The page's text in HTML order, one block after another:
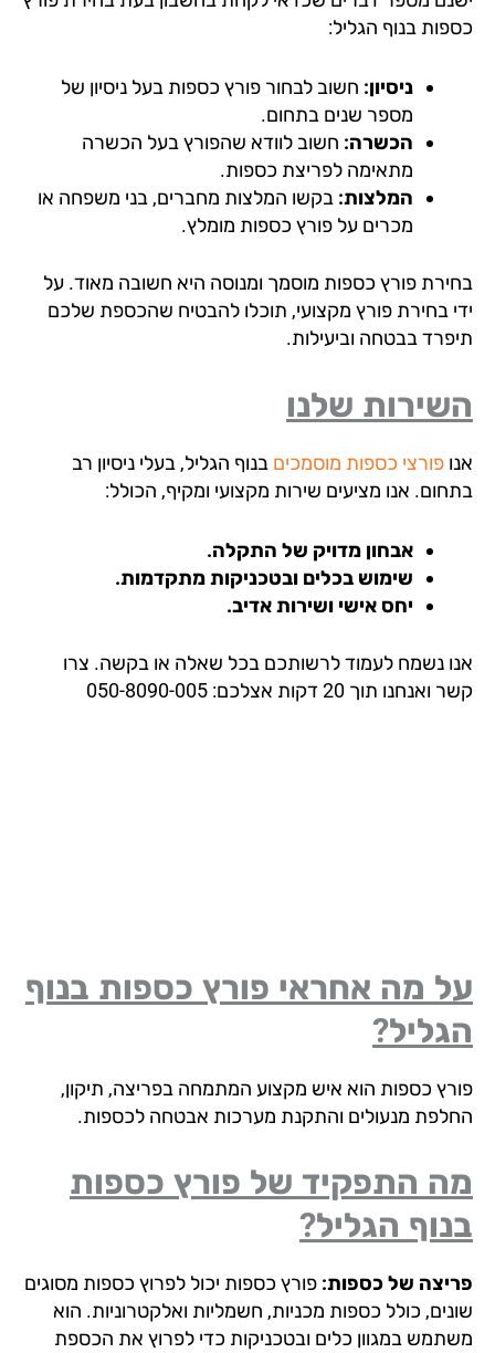
בנוף הגליל:
ניסיון:חשוב לבחור פורץ כספות בעל ניסיון של
מספר שנים בתחום.
הכשרה:חשוב לוודא שהפורץ בעל הכשרה
מתאימה לפריצת כספות.
המלצות:בקשו המלצות מחברים, בני משפחה או
מכרים על פורץ כספות מומלץ.
פורץ כספות מוסמך ומנוסה היא חשובה מאוד. על
בחירת פורץ מקצועי, תוכלו להבטיח שהכספת שלכם
בבטחה וביעילות.
שלנו
פורצי כספות מוסמכיםבנוף הגליל, בעלי ניסיון רב
אנו מציעים שירות מקצועי ומקיף, הכולל:
אבחון מדויק של התקלה.
שימוש בכלים ובטכניקות מתקדמות.
יחס אישי ושירות אדיב.
נשמח לעמוד לרשותכם בכל שאלה או בקשה. צרו
תוך 20 דקות אצלכם: 050-8090-005
מה אחראי פורץ כספות בנוף
כספות הוא איש מקצוע המתמחה בפריצה, תיקון,
מנעולים והתקנת מערכות אבטחה לכספות.
התפקיד של פורץ כספות
הגליל?
של כספות:פורץ כספות יכול לפרוץ כספות מסוגים
כולל כספות מכניות, חשמליות ואלקטרוניות. הוא
במגוון כלים ובטכניקות כדי לפרוץ את הכספת